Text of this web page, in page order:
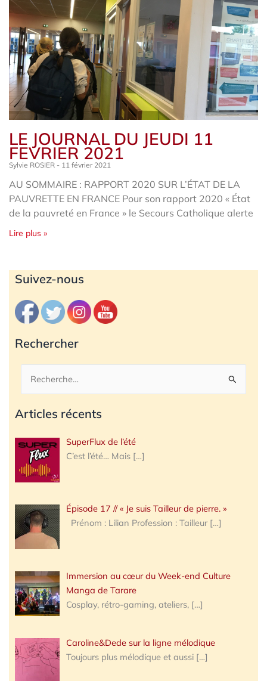
LE JOURNAL DU JEUDI 11
FEVRIER 2021
Sylvie ROSIER 11 février 2021
AU SOMMAIRE : RAPPORT 2020 SUR L’ÉTAT DE LA
PAUVRETTE EN FRANCE Pour son rapport 2020 « État
de la pauvreté en France » le Secours Catholique alerte
Lire plus »
Suivez-nous
Rechercher
Rechercher :
Articles récents
SuperFlux de l’été
C’est l’été… Mais […]
Épisode 17 // « Je suis Tailleur de pierre. »
Prénom : Lilian Profession : Tailleur […]
Immersion au cœur du Week-end Culture
Manga de Tarare
Cosplay, rétro-gaming, ateliers, […]
Caroline&Dede sur la ligne mélodique
Toujours plus mélodique et aussi […]
Archives